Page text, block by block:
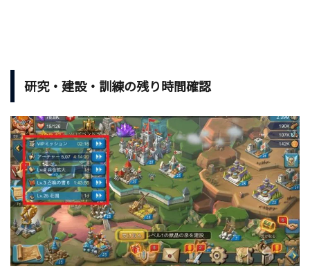
研究・建設・訓練の残り時間確認